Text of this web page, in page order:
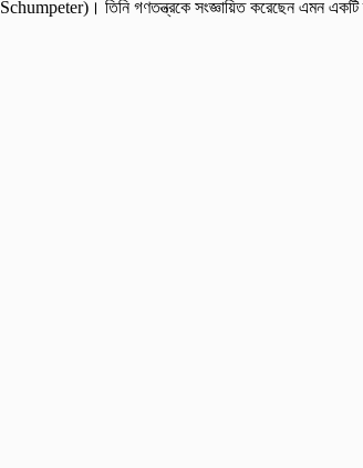
তিনি গণতন্ত্রকে সংজ্ঞায়িত করেছেন এমন